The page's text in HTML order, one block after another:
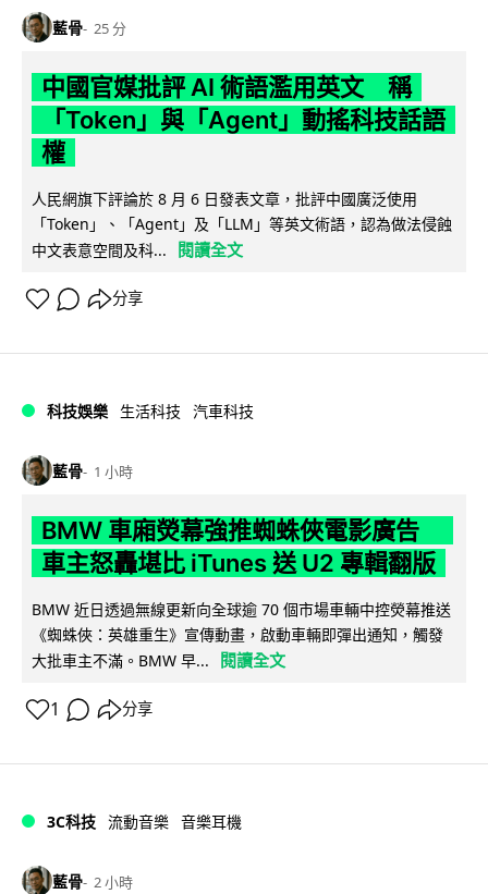
藍骨 25 分
中國官媒批評 AI 術語濫用英文 稱
「Token」與「Agent」動搖科技話語
權
人民網旗下評論於 8 月 6 日發表文章，批評中國廣泛使用
「Token」、「Agent」及「LLM」等英文術語，認為做法侵蝕
中文表意空間及科...
閱讀全文
分享
科技娛樂 生活科技 汽車科技
藍骨 1 小時
BMW 車廂熒幕強推蜘蛛俠電影廣告
車主怒轟堪比 iTunes 送 U2 專輯翻版
BMW 近日透過無線更新向全球逾 70 個市場車輛中控熒幕推送
《蜘蛛俠：英雄重生》宣傳動畫，啟動車輛即彈出通知，觸發
大批車主不滿。BMW 早...
閱讀全文
1 分享
3C科技 流動音樂 音樂耳機
藍骨 2 小時